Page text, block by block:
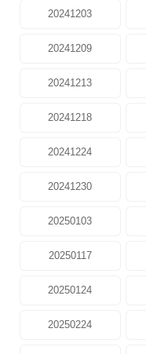
20241203
20241209
20241213
20241218
20241224
20241230
20250103
20250117
20250124
20250224